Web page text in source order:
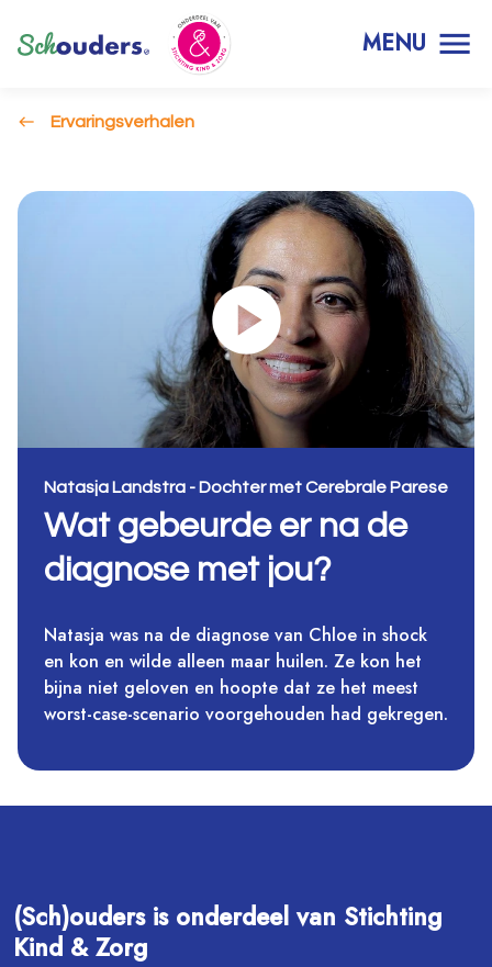
MENU
Ervaringsverhalen
Natasja Landstra - Dochter met Cerebrale Parese
Wat gebeurde er na de
diagnose met jou?
Natasja was na de diagnose van Chloe in shock
en kon en wilde alleen maar huilen. Ze kon het
bijna niet geloven en hoopte dat ze het meest
worst-case-scenario voorgehouden had gekregen.
(Sch)ouders is onderdeel van Stichting
Kind & Zorg